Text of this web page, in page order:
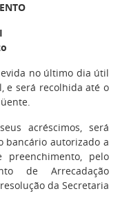
no último dia útil
e será recolhida até o
acréscimos, será
bancário autorizado a
pelo
de Arrecadação
da Secretaria